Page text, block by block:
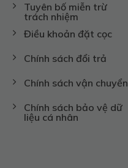
Tuyên bố miễn trừ
trách nhiệm
Điều khoản đặt cọc
Chính sách đổi trả
Chính sách vận chuyển
Chính sách bảo vệ dữ
liệu cá nhân